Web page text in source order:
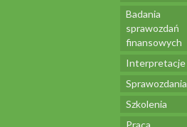
Badania
sprawozdań
finansowych
Interpretacje
Sprawozdania
Szkolenia
Praca